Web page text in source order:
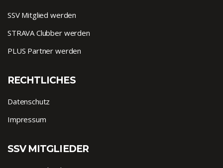
SSV Mitglied werden
STRAVA Clubber werden
PLUS Partner werden
RECHTLICHES
Datenschutz
Impressum
SSV MITGLIEDER